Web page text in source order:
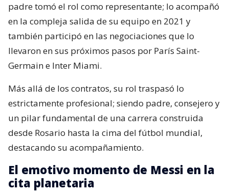
padre tomó el rol como representante; lo acompañó
en la compleja salida de su equipo en 2021 y
también participó en las negociaciones que lo
llevaron en sus próximos pasos por París Saint-
Germain e Inter Miami.
Más allá de los contratos, su rol traspasó lo
estrictamente profesional; siendo padre, consejero y
un pilar fundamental de una carrera construida
desde Rosario hasta la cima del fútbol mundial,
destacando su acompañamiento.
El emotivo momento de Messi en la
cita planetaria